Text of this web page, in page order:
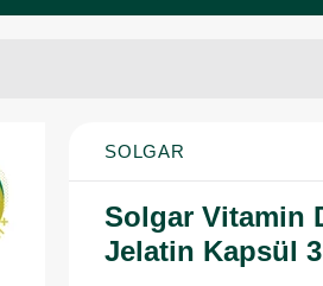
SOLGAR
Solgar Vitamin
Jelatin Kapsül